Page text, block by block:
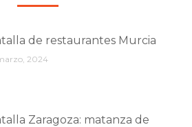
de restaurantes Murcia
2024
Zaragoza: matanza de